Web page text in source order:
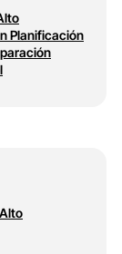
Planificación